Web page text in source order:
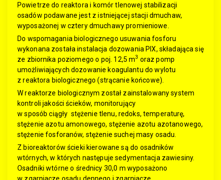
Powietrze do reaktora i komór tlenowej stabilizacji
osadów podawane jest z istniejącej stacji dmuchaw,
wyposażonej w cztery dmuchawy promieniowe.
Do wspomagania biologicznego usuwania fosforu
wykonana została instalacja dozowania PIX, składająca się
ze zbiornika poziomego o poj. 12,5 m3 oraz pomp
umożliwiających dozowanie koagulantu do wylotu
z reaktora biologicznego (strącanie końcowe).
W reaktorze biologicznym został zainstalowany system
kontroli jakości ścieków, monitorujący
w sposób ciągły stężenie tlenu, redoks, temperaturę,
stężenie azotu amonowego, stężenie azotu azotanowego,
stężenie fosforanów, stężenie suchej masy osadu.
Z bioreaktorów ścieki kierowane są do osadników
wtórnych, w których następuje sedymentacja zawiesiny.
Osadniki wtórne o średnicy 30,0 m wyposażono
w zgarniacze osadu dennego i zgarniacze